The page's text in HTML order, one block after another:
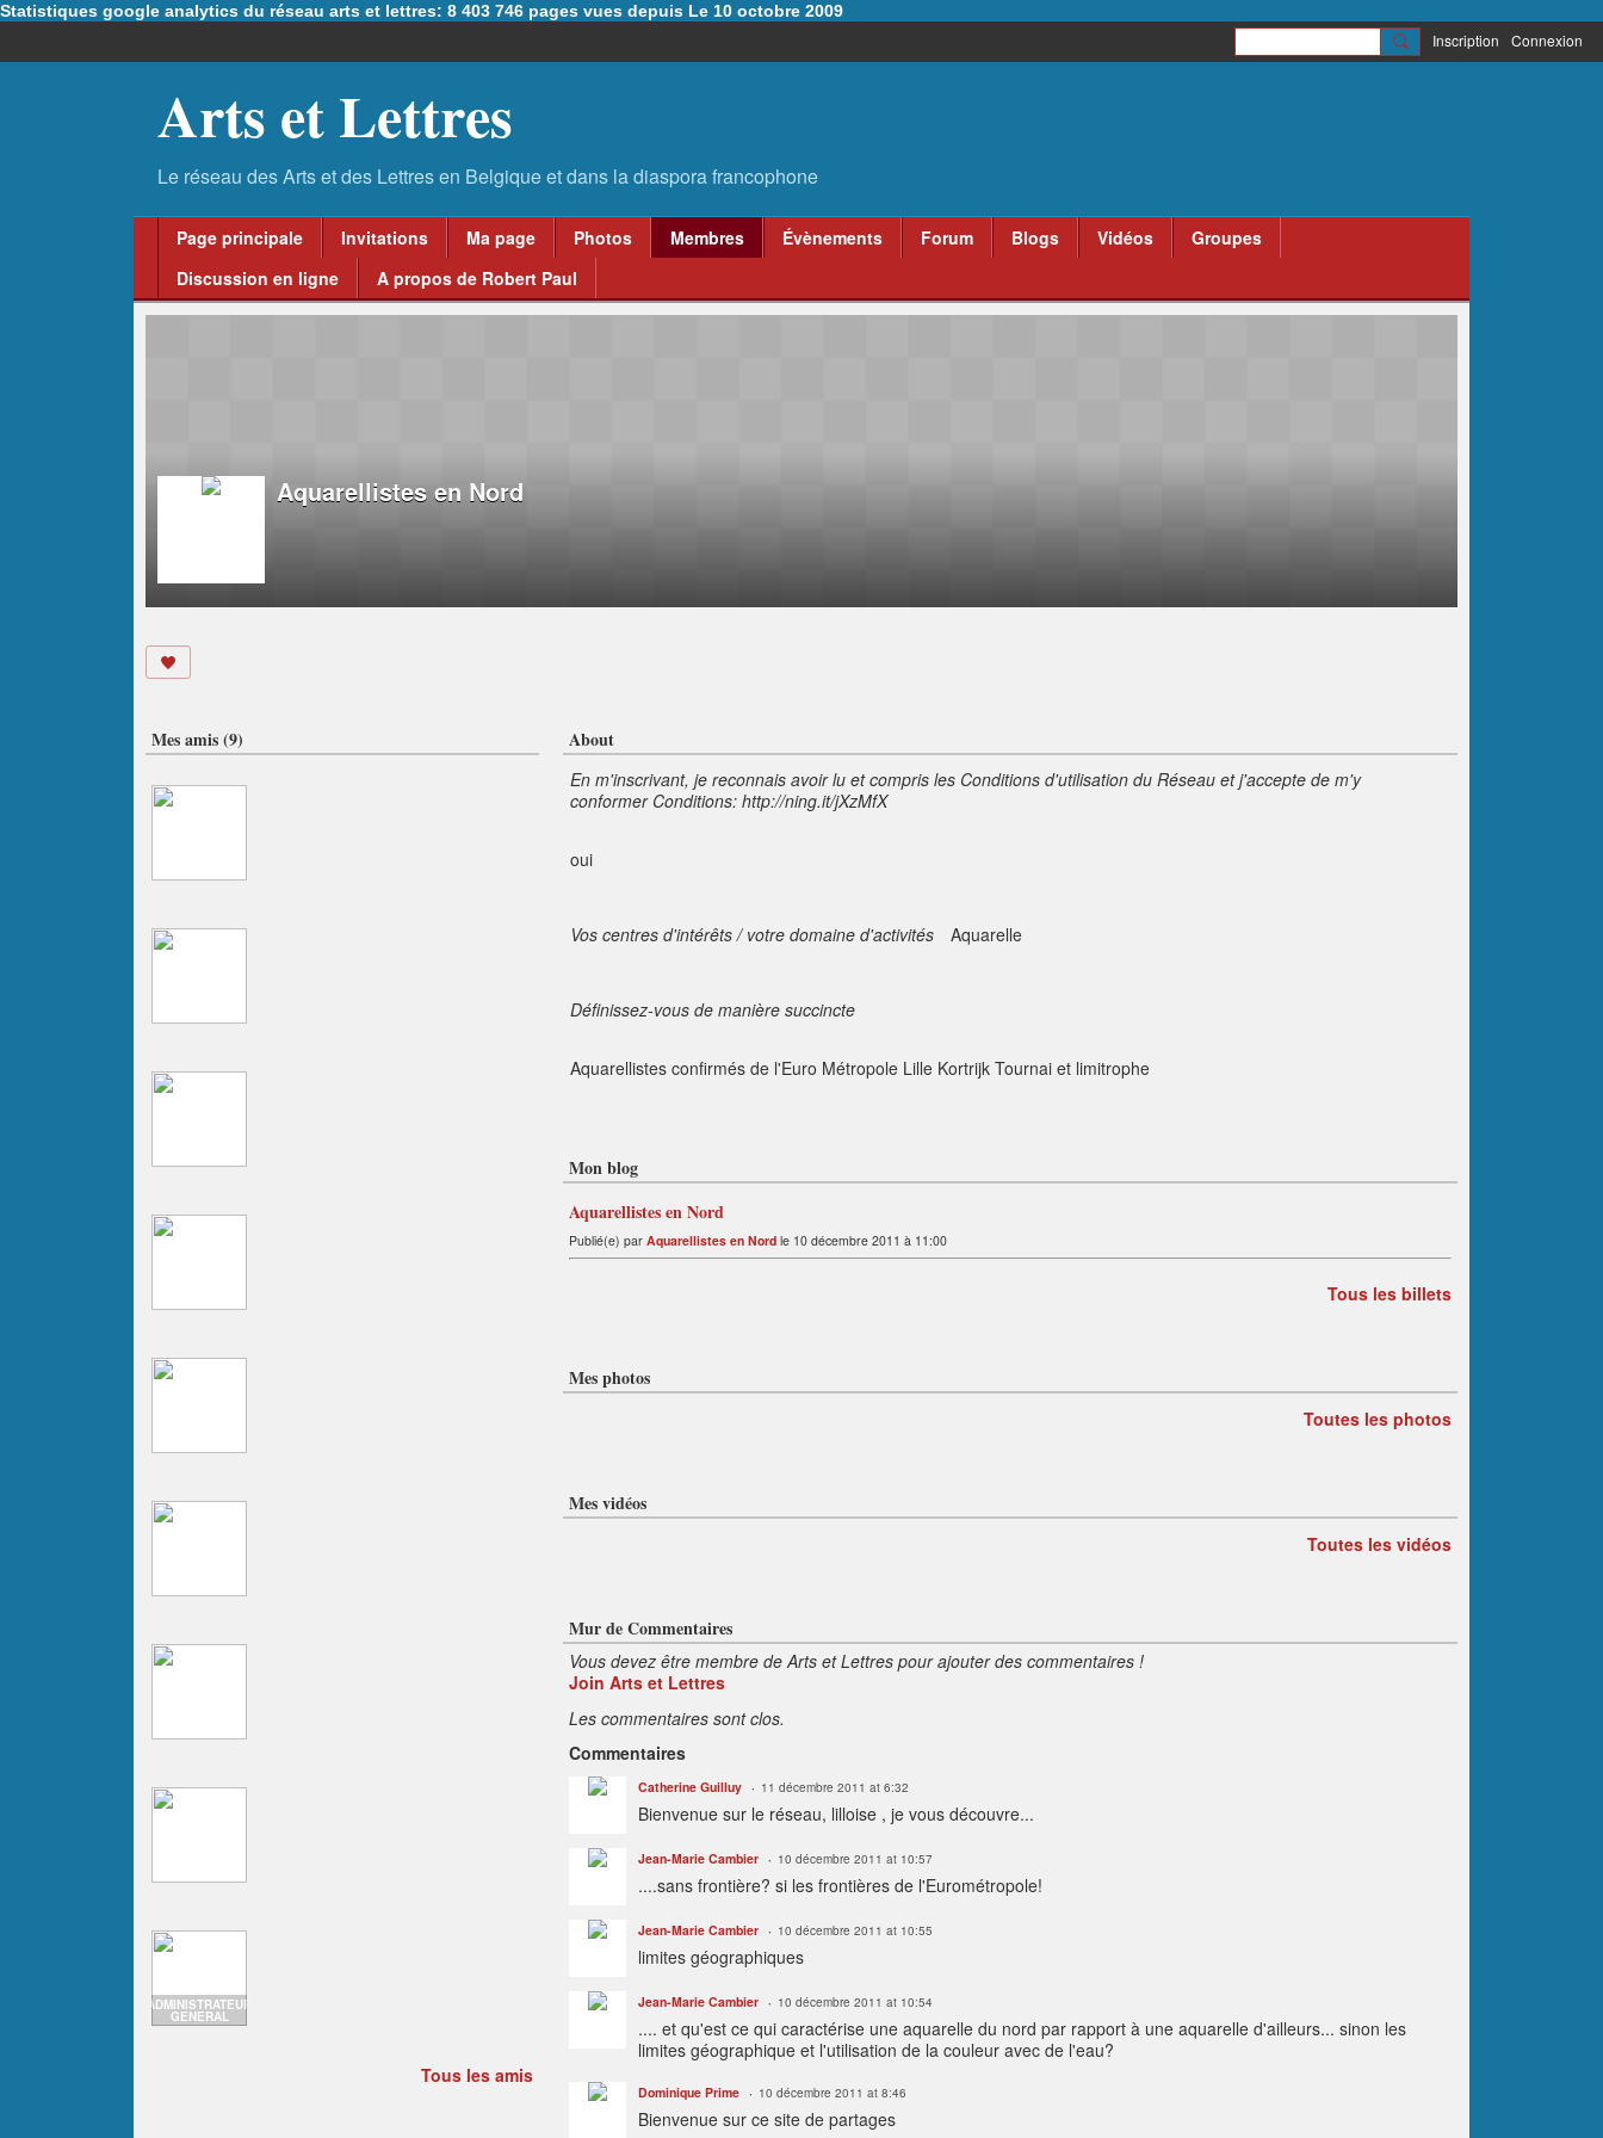
Statistiques google analytics du réseau arts et lettres: 8 403 746 pages vues depuis Le 10 octobre 2009
Inscription Connexion
Arts et Lettres
Page principale Invitations Ma page Photos Membres Évènements Forum Blogs Vidéos
Groupes
Discussion en ligne
A propos de Robert Paul
Aquarellistes en Nord
About
En m'inscrivant, je reconnais avoir lu et compris les Conditions d'utilisation du Réseau et j'accepte de m'y
conformer Conditions: http://ning.it/jXzMfX
oui
Vos centres d'intérêts / votre domaine d'activités Aquarelle
Définissez-vous de manière succincte
Aquarellistes confirmés de l'Euro Métropole Lille Kortrijk Tournai et limitrophe
Mon blog
Aquarellistes en Nord
Publié(e) par Aquarellistes en Nord le 10 décembre 2011 à 11:00
Tous les billets
Mes photos
Toutes les photos
Mes vidéos
Toutes les vidéos
Mur de Commentaires
Vous devez être membre de Arts et Lettres pour ajouter des commentaires !
Join Arts et Lettres
Les commentaires sont clos.
Commentaires
Catherine Guilluy 11 décembre 2011 at 6:32
Bienvenue sur le réseau, lilloise , je vous découvre...
Jean-Marie Cambier 10 décembre 2011 at 10:57
....sans frontière? si les frontières de l'Eurométropole!
Jean-Marie Cambier 10 décembre 2011 at 10:55
limites géographiques
Jean-Marie Cambier 10 décembre 2011 at 10:54
.... et qu'est ce qui caractérise une aquarelle du nord par rapport à une aquarelle d'ailleurs... sinon les
limites géographique et l'utilisation de la couleur avec de l'eau?
Dominique Prime 10 décembre 2011 at 8:46
Bienvenue sur ce site de partages
Mes amis (9)
ADMINISTRATEUR
GENERAL
Tous les amis